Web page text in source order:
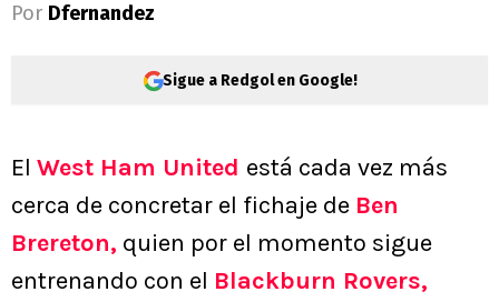
Por Dfernandez
Sigue a Redgol en Google!
El West Ham United está cada vez más
cerca de concretar el fichaje de Ben
Brereton, quien por el momento sigue
entrenando con el Blackburn Rovers,